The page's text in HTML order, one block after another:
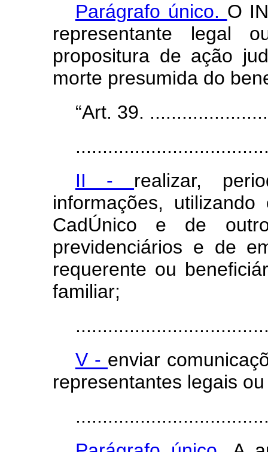
Parágrafo único. O
representante legal
propositura de ação
morte presumida do
“Art. 39.
II - realizar,
informações,
CadÚnico e de
previdenciários e de
requerente ou
familiar;
V - enviar
representantes legais